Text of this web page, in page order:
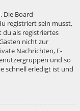
Die Board-
registriert sein musst,
du als registriertes
nicht zur
Nachrichten, E-
und so
schnell erledigt ist und